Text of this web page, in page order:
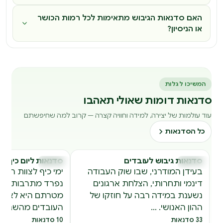
האם סדנאות הגיבוש מתאימות לכל רמות הכושר
או הניסיון?
המשיכו לגלות
סדנאות דומות שאולי תאהבו
עוד עולמות של יצירה, למידה וחוויה קצרה — קרוב למה שחיפשתם
כל הסדנאות
סדנאות
סדנאות גיבוש לעובדים
בעידן המודרני, שבו שוק העבודה
דינמי ותחרותי, הצלחת ארגונים
נשענת במידה רבה על חוזקו של
ההון האנושי. …
33 סדנאות
ס
סדנאות
סדנאות ליום כיף
ימי כיף לצוות
נפרד מתרבות
מטרתם היא לא
העובדים
10 סדנאות